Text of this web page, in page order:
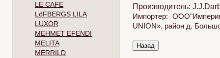
LE CAFE
LöFBERGS LILA
LUXOR
MEHMET EFENDI
MELITA
MERRILD
Производитель:
Импортер:
UNION», район д.